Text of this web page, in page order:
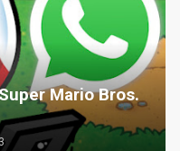
Mario Bros.